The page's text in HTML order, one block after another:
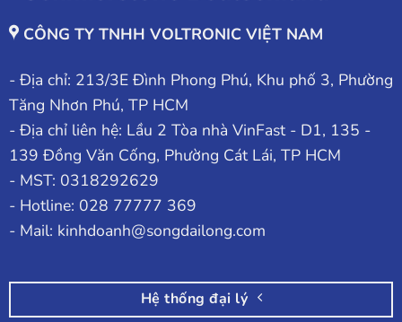
CÔNG TY TNHH VOLTRONIC VIỆT NAM
- Địa chỉ: 213/3E Đình Phong Phú, Khu phố 3, Phường
Tăng Nhơn Phú, TP HCM
- Địa chỉ liên hệ: Lầu 2 Tòa nhà VinFast - D1, 135 -
139 Đồng Văn Cống, Phường Cát Lái, TP HCM
- MST: 0318292629
- Hotline: 028 77777 369
- Mail: kinhdoanh@songdailong.com
Hệ thống đại lý